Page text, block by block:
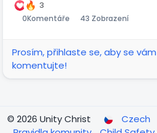
3
0Komentáře 43 Zobrazení
Prosím, přihlaste se, aby se
komentujte!
© 2026 Unity Christ
Czech